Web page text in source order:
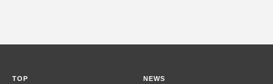
TOP NEWS